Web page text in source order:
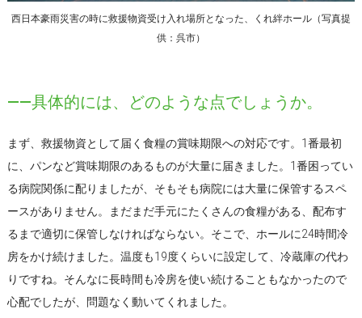
西日本豪雨災害の時に救援物資受け入れ場所となった、くれ絆ホール（写真提
供：呉市）
――具体的には、どのような点でしょうか。
まず、救援物資として届く食糧の賞味期限への対応です。1番最初
に、パンなど賞味期限のあるものが大量に届きました。1番困ってい
る病院関係に配りましたが、そもそも病院には大量に保管するスペ
ースがありません。まだまだ手元にたくさんの食糧がある、配布す
るまで適切に保管しなければならない。そこで、ホールに24時間冷
房をかけ続けました。温度も19度くらいに設定して、冷蔵庫の代わ
りですね。そんなに長時間も冷房を使い続けることもなかったので
心配でしたが、問題なく動いてくれました。